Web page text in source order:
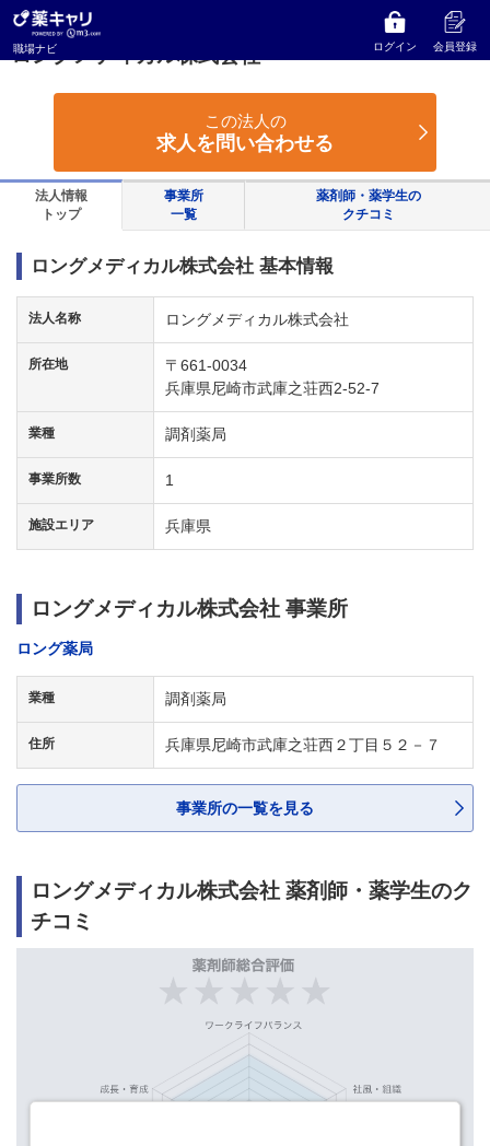
職場ナビ ログイン 会員登録
薬キャリ 職場ナビ ロングメディカル株式会社
ロングメディカル株式会社
この法人の
求人を問い合わせる
法人情報
トップ
事業所
一覧
薬剤師・薬学生の
クチコミ
ロングメディカル株式会社 基本情報
法人名称 ロングメディカル株式会社
所在地
〒661-0034
兵庫県尼崎市武庫之荘西2-52-7
業種 調剤薬局
事業所数 1
施設エリア 兵庫県
ロングメディカル株式会社 事業所
ロング薬局
業種 調剤薬局
住所 兵庫県尼崎市武庫之荘西２丁目５２－７
事業所の一覧を見る
ロングメディカル株式会社 薬剤師・薬学生のク
チコミ